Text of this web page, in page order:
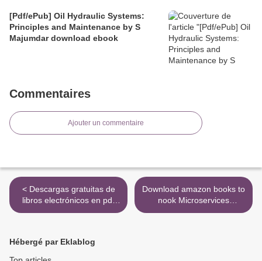
[Pdf/ePub] Oil Hydraulic Systems:
Principles and Maintenance by S
Majumdar download ebook
Commentaires
Ajouter un commentaire
< Descargas gratuitas de
libros electrónicos en pdf
SORPRENDEME de
Download amazon books to
nook Microservices
Patterns: With examples in
Hébergé par Eklablog